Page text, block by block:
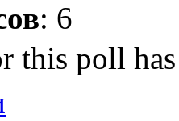
: 6
this poll